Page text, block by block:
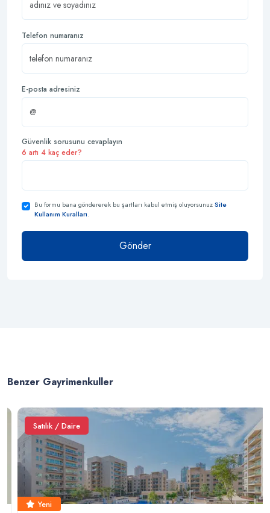
Telefon numaranız
E-posta adresiniz
Güvenlik sorusunu cevaplayın
6 artı 4 kaç eder?
Bu formu bana göndererek bu şartları kabul etmiş oluyorsunuzSite
Kullanım Kuralları.
Gönder
Benzer Gayrimenkuller
Satılık / Daire
Yeni